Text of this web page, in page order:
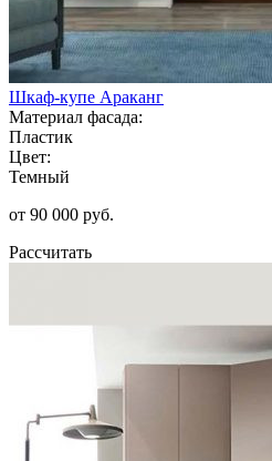
Шкаф-купе Араканг
Материал фасада:
Пластик
Цвет:
Темный
от 90 000 руб.
Рассчитать